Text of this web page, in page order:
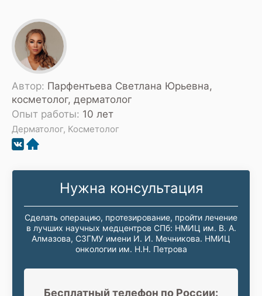
Автор: Парфентьева Светлана Юрьевна,
косметолог, дерматолог
Опыт работы: 10 лет
Дерматолог, Косметолог
Нужна консультация
Сделать операцию, протезирование, пройти лечение
в лучших научных медцентров СПб: НМИЦ им. В. А.
Алмазова, СЗГМУ имени И. И. Мечникова. НМИЦ
онкологии им. Н.Н. Петрова
Бесплатный телефон по России: